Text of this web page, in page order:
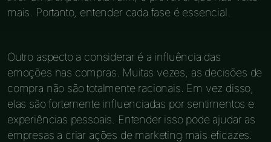
mais. Portanto, entender cada fase é essencial.
Outro aspecto a considerar é a influência das
emoções nas compras. Muitas vezes, as decisões de
compra não são totalmente racionais. Em vez disso,
elas são fortemente influenciadas por sentimentos e
experiências pessoais. Entender isso pode ajudar as
empresas a criar ações de marketing mais eficazes.